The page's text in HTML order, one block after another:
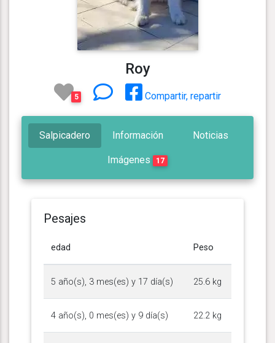
Roy
5 Compartir, repartir
Salpicadero Información Noticias
Imágenes 17
Pesajes
edad Peso
5 año(s), 3 mes(es) y 17 día(s) 25.6 kg
4 año(s), 0 mes(es) y 9 día(s) 22.2 kg